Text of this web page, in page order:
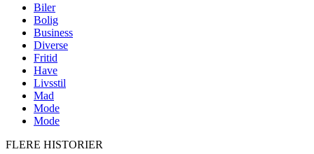
Biler
Bolig
Business
Diverse
Fritid
Have
Livsstil
Mad
Mode
Mode
FLERE HISTORIER